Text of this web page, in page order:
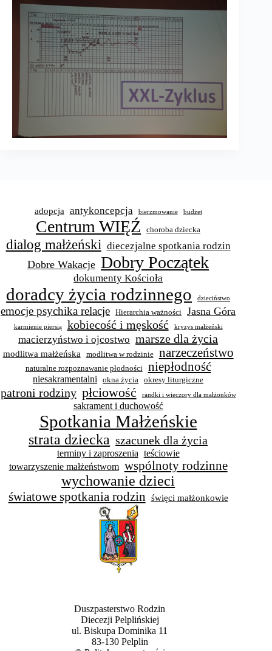
adopcja antykoncepcja bierzmowanie budżet
Centrum WIĘŹ choroba dziecka
dialog małżeński diecezjalne spotkania rodzin
Dobre Wakacje Dobry Początek
dokumenty Kościoła
doradcy życia rodzinnego dzieciństwo
emocje psychika relacje Hierarchia ważności Jasna Góra
karmienie piersią kobiecość i męskość kryzys małżeński
macierzyństwo i ojcostwo marsze dla życia
modlitwa małżeńska modlitwa w rodzinie narzeczeństwo
naturalne rozpoznawanie płodności niepłodność
niesakramentalni okna życia okresy liturgiczne
patroni rodziny płciowość randki i wieczory dla małżonków
sakrament i duchowość
Spotkania Małżeńskie
strata dziecka szacunek dla życia
terminy i zaproszenia teściowie
towarzyszenie małżeństwom wspólnoty rodzinne
wychowanie dzieci
światowe spotkania rodzin święci małżonkowie
Duszpasterstwo Rodzin
Diecezji Pelplińskiej
ul. Biskupa Dominika 11
83-130 Pelplin